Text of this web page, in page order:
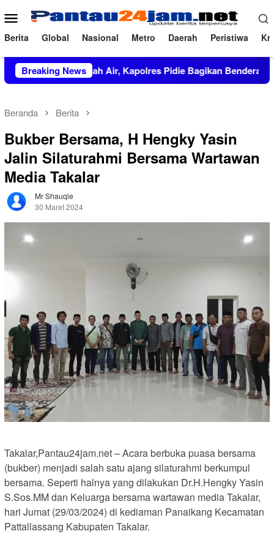
ke
konten
Menu
Mobile
Berita Global Nasional Metro Daerah Peristiwa
Breaking News
Cinta Tanah Air, Kapolres Pidie Bagikan Bendera Merah
Beranda Berita
Bukber Bersama, H Hengky Yasin
Jalin Silaturahmi Bersama Wartawan
Media Takalar
Mr Shauqie
30 Maret 2024
Takalar,Pantau24jam.net – Acara berbuka puasa bersama
(bukber) menjadi salah satu ajang silaturahmi berkumpul
bersama. Seperti halnya yang dilakukan Dr.H.Hengky Yasin
S.Sos.MM dan Keluarga bersama wartawan media Takalar,
hari Jumat (29/03/2024) di kediaman Panaikang Kecamatan
Pattallassang Kabupaten Takalar.